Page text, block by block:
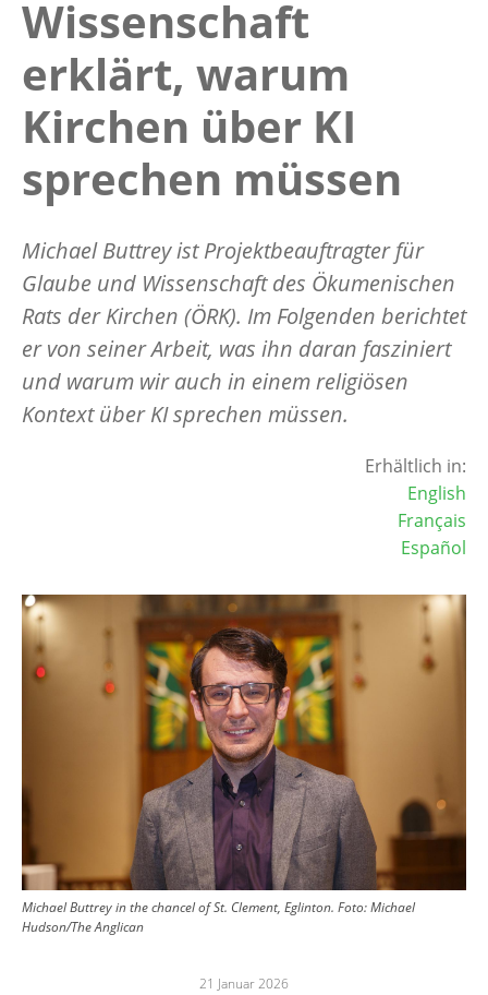
Wissenschaft
erklärt, warum
Kirchen über KI
sprechen müssen
Michael Buttrey ist Projektbeauftragter für
Glaube und Wissenschaft des Ökumenischen
Rats der Kirchen (ÖRK). Im Folgenden berichtet
er von seiner Arbeit, was ihn daran fasziniert
und warum wir auch in einem religiösen
Kontext über KI sprechen müssen.
Erhältlich in:
English
Français
Español
Image
Michael Buttrey in the chancel of St. Clement, Eglinton. Foto:Michael
Hudson/The Anglican
21 Januar 2026